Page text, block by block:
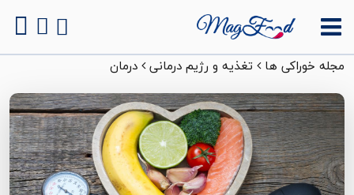
مجله خوراکی ها تغذیه و رژیم درمانی درمان